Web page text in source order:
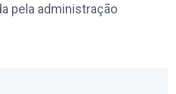
pela administração